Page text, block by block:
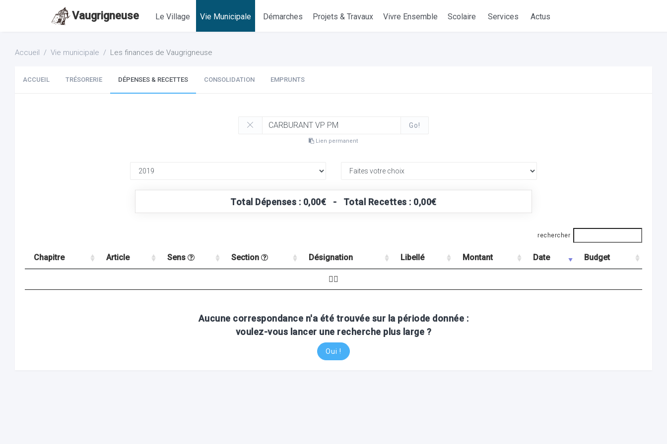
Vaugrigneuse Le Village Vie Municipale Démarches Projets & Travaux Vivre Ensemble Scolaire Services Actus
Accueil Vie municipale Les finances de Vaugrigneuse
ACCUEIL TRÉSORERIE DÉPENSES & RECETTES CONSOLIDATION EMPRUNTS
Go!
Lien permanent
Total Dépenses : 0,00€ - Total Recettes : 0,00€
rechercher
Chapitre Article Sens Section Désignation Libellé Montant Date Budget
🤷‍♂️
Aucune correspondance n'a été trouvée sur la période donnée :
voulez-vous lancer une recherche plus large ?
Oui !